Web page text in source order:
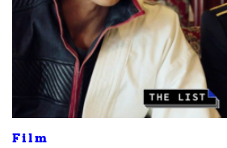
Film
ค้นหา
SHARE TWEET LINE